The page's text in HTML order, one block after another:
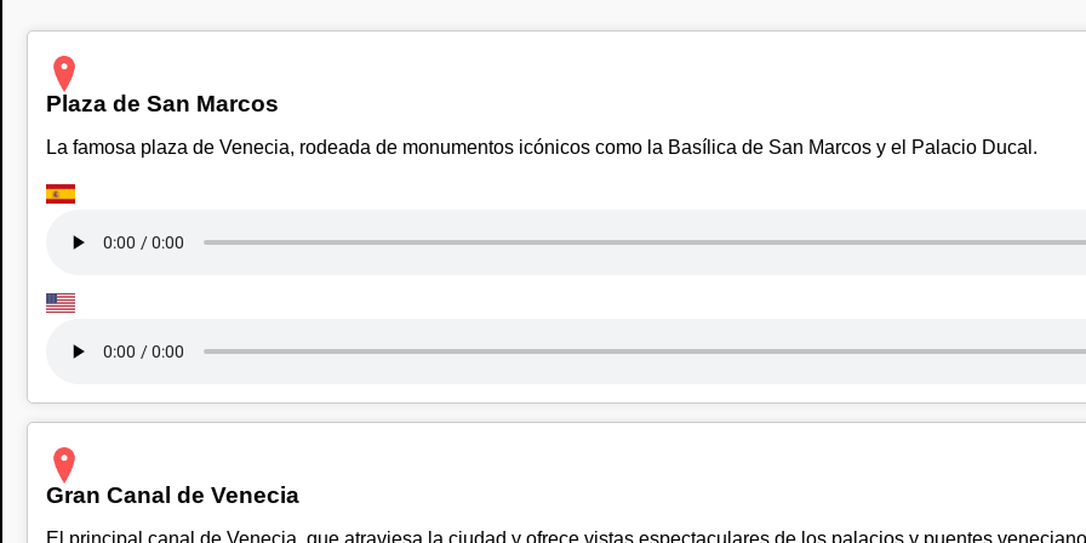
Plaza de San Marcos
La famosa plaza de Venecia, rodeada de monumentos icónicos como la Basílica de San Marcos y el Palacio Ducal.
Gran Canal de Venecia